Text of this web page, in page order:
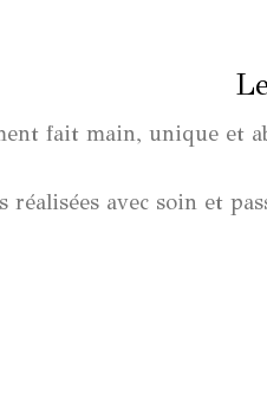
fait main, unique et
réalisées avec soin et